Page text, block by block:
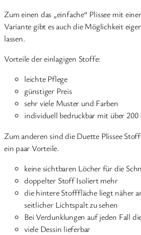
Zum einen das „einfache“ Plissee mit
Variante gibt es auch die Möglichkeit
lassen.
Vorteile der einlagigen Stoffe:
leichte Pflege
günstiger Preis
sehr viele Muster und Farben
individuell bedruckbar mit über
Zum anderen sind die Duette Plissee
ein paar Vorteile.
keine sichtbaren Löcher für die
doppelter Stoff Isoliert mehr
die hintere Stofffläche liegt näher
seitlicher Lichtspalt zu sehen
Bei Verdunklungen auf jeden Fall
viele Dessin lieferbar